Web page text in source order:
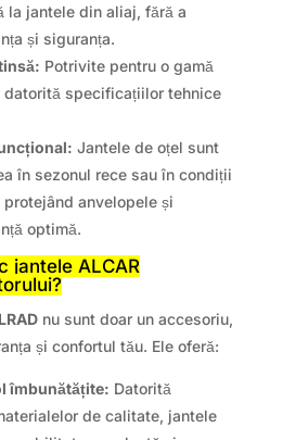
la jantele din aliaj, fără a
și siguranța.
Potrivite pentru o gamă
datorită specificațiilor tehnice
Jantele de oțel sunt
în sezonul rece sau în condiții
anvelopele și
optimă.
jantele ALCAR
nu sunt doar un accesoriu,
și confortul tău. Ele oferă:
îmbunătățite: Datorită
de calitate, jantele